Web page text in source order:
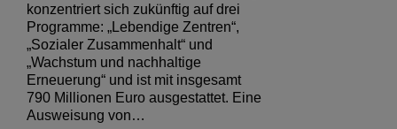
konzentriert sich zukünftig auf drei
Programme: „Lebendige Zentren“,
„Sozialer Zusammenhalt“ und
„Wachstum und nachhaltige
Erneuerung“ und ist mit insgesamt
790 Millionen Euro ausgestattet. Eine
Ausweisung von…